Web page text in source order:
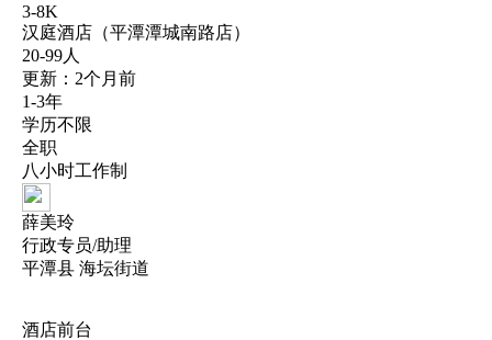
3-8K
汉庭酒店（平潭潭城南路店）
20-99人
更新：2个月前
1-3年
学历不限
全职
八小时工作制
薛美玲
行政专员/助理
平潭县 海坛街道
酒店前台